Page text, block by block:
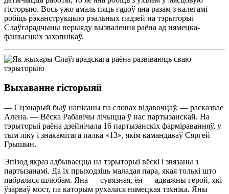
гісторыю. Вось ужо амаль пяць гадоў яна разам з калегамі
робіць рэканструкцыю рэальных падзей на тэрыторыі
Слаўгарадчыны перыяду вызвалення раёна ад нямецка-
фашысцкіх захопнікаў.
Выхаванне гісторыяй
— Сцэнарый быў напісаны па словах відавочцаў, — расказвае
Алена. — Вёска Рабавічы лічыцца ў нас партызанскай. На
тэрыторыі раёна дзейнічала 16 партызанскіх фарміраванняў, у
тым ліку і знакамітага палка «13», якім камандаваў Сяргей
Грышын.
Эпізод якраз адбываецца на тэрыторыі вёскі і звязаны з
партызанамі. Да іх прыходзіць маладая пара, якая толькі што
пабралася шлюбам. Яна — сувязная, ён — адважны герой, які
ўзарваў мост, па каторым рухалася нямецкая тэхніка. Яны